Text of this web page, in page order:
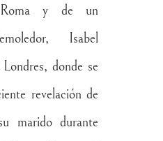
y de un
Isabel
donde se
revelación de
marido durante